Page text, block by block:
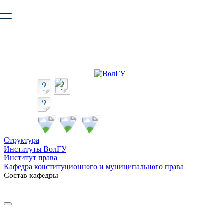
безопасную работу с сайтом. Пожалуйста
Структура
Институты ВолГУ
Институт права
Кафедра конституционного и муниципального права
Состав кафедры